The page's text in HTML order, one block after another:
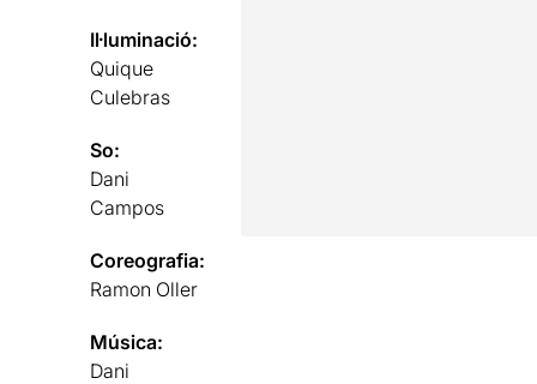
Il·luminació:
Quique
Culebras
So:
Dani
Campos
Coreografia:
Ramon Oller
Música:
Dani